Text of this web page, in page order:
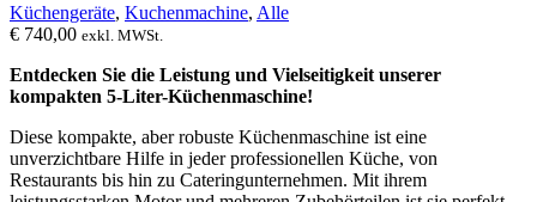
Küchengeräte, Kuchenmachine, Alle
€ 740,00 exkl. MWSt.
Entdecken Sie die Leistung und Vielseitigkeit unserer
kompakten 5-Liter-Küchenmaschine!
Diese kompakte, aber robuste Küchenmaschine ist eine
unverzichtbare Hilfe in jeder professionellen Küche, von
Restaurants bis hin zu Cateringunternehmen. Mit ihrem